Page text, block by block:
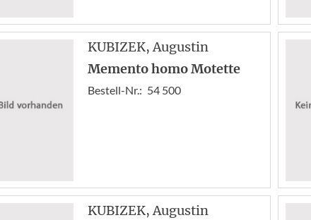
KUBIZEK, Augustin
Memento homo Motette
Bestell-Nr.: 54 500
KUBIZEK, Augustin